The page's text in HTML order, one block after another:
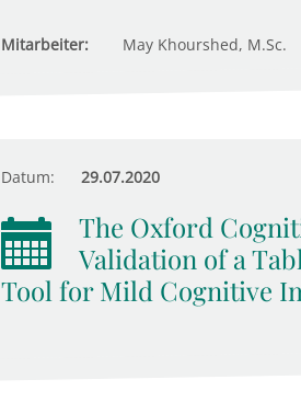
Mitarbeiter: May Khourshed, M.Sc.
Datum: 29.07.2020
The Oxford
Validation of a
Tool for Mild Cognitive